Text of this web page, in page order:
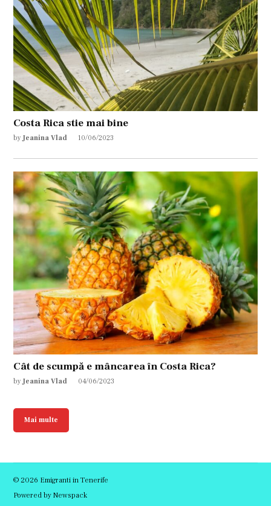
Costa Rica stie mai bine
by Jeanina Vlad 10/06/2023
Cât de scumpă e mâncarea în Costa Rica?
by Jeanina Vlad 04/06/2023
Mai multe
© 2026 Emigranti in Tenerife
Powered by Newspack